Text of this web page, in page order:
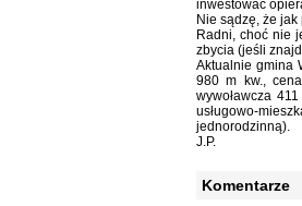
inwestować
Nie sądzę, że
Radni, choć nie
zbycia (jeśli
Aktualnie gmina
980 m kw.,
wywoławcza
usługowo-
jednorodzinną).
J.P.
Komentarze